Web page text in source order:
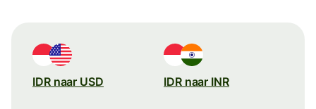
IDR naar USD IDR naar INR